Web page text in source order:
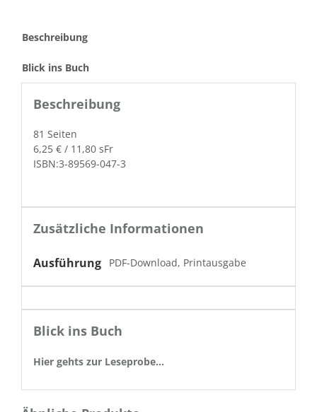
Beschreibung
Blick ins Buch
Beschreibung
81 Seit­en
6,25 € / 11,80 sFr
ISBN:3-89569-047-3
Zusätzliche Informationen
Ausführung PDF-Download, Printausgabe
Blick ins Buch
Hier gehts zur Leseprobe…